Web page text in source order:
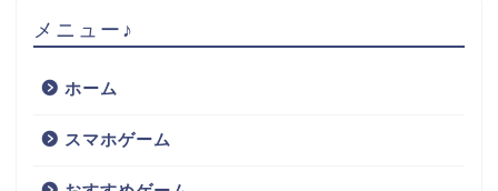
メニュー♪
ホーム
スマホゲーム